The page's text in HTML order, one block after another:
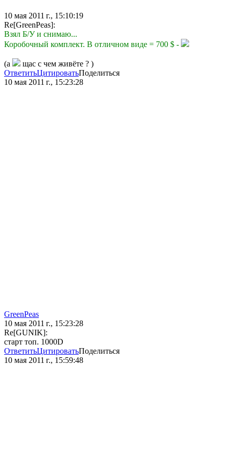
10 мая 2011 г., 15:10:19
Re[GreenPeas]:
Взял Б/У и снимаю...
Коробочный комплект. В отличном виде = 700 $ -
(а
щас с чем живёте ? )
ОтветитьЦитироватьПоделиться
10 мая 2011 г., 15:23:28
GreenPeas
10 мая 2011 г., 15:23:28
Re[GUNIK]:
старт топ. 1000D
ОтветитьЦитироватьПоделиться
10 мая 2011 г., 15:59:48